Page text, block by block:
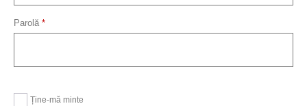
Parolă *
Ține-mă minte